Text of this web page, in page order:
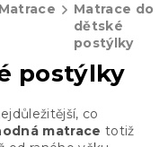
Matrace
Matrace do
dětské
postýlky
postýlky
co
matrace totiž